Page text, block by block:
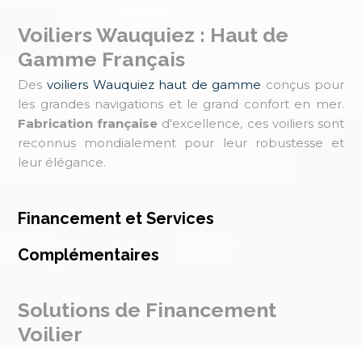
Voiliers Wauquiez : Haut de
Gamme Français
Desvoiliers Wauquiez haut de gamme conçus pour
les grandes navigations et le grand confort en mer.
Fabrication française d'excellence, ces voiliers sont
reconnus mondialement pour leur robustesse et
leur élégance.
Financement et Services
Complémentaires
Solutions de Financement
Voilier